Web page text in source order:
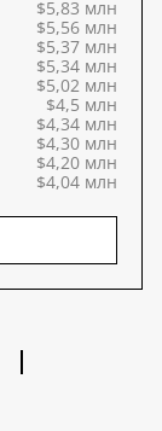
$5,83 млн
$5,56 млн
$5,37 млн
$5,34 млн
$5,02 млн
$4,5 млн
$4,34 млн
$4,30 млн
$4,20 млн
$4,04 млн